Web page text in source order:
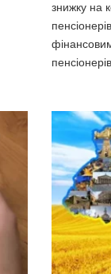
знижку на